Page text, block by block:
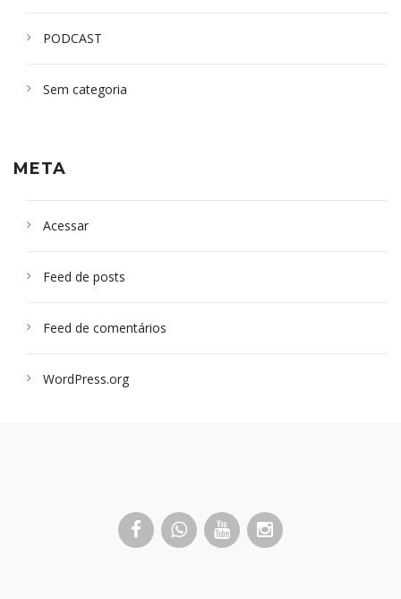
PODCAST
Sem categoria
META
Acessar
Feed de posts
Feed de comentários
WordPress.org